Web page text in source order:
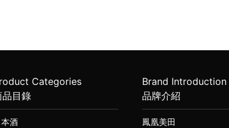
Categories
品目錄
酒
Brand Introduction
品牌介紹
鳳凰美田